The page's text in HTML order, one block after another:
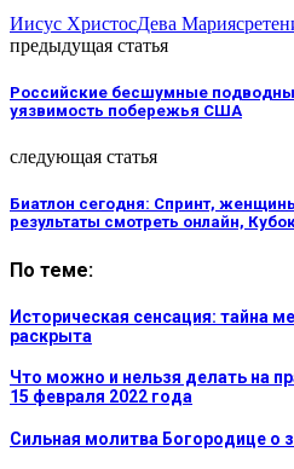
Иисус ХристосДева Мария
предыдущая статья
Российские бесшумные
уязвимость побережья США
следующая статья
Биатлон сегодня: Спринт,
результаты смотреть онлайн,
По теме:
Историческая сенсация: тайна
раскрыта
Что можно и нельзя делать на
15 февраля 2022 года
Сильная молитва Богородице о